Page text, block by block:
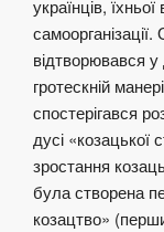
українців,
відтворювався у
гротескній
спостерігався
дусі «козацької
зростання
була створена
козацтво»